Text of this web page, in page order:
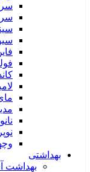
بهداشتی
بهداشت